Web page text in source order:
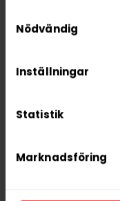
We work with
Nödvändig
Inställningar
Statistik
Marknadsföring
Varumärke
RELATERADE